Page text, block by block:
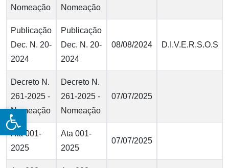
Open toolbar
Nomeação
Nomeação
Publicação
Dec. N. 20-
2024
Publicação
Dec. N. 20-
2024
08/08/2024 D.I.V.E.R.S.O.S
Decreto N.
261-2025 -
Nomeação
Decreto N.
261-2025 -
Nomeação
07/07/2025
Ata 001-
2025
Ata 001-
2025
07/07/2025